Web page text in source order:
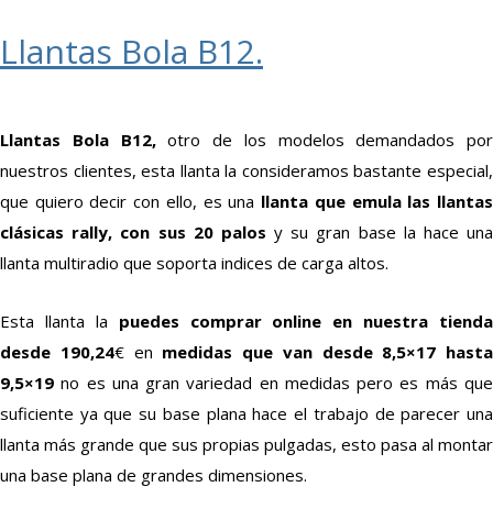
Llantas Bola B12.
Llantas Bola B12,otro de los modelos demandados por
nuestros clientes, esta llanta la consideramos bastante especial,
que quiero decir con ello, es una llanta que emula las llantas
clásicas rally, con sus 20 palos y su gran base la hace una
llanta multiradio que soporta indices de carga altos.
Esta llanta la puedes comprar online en nuestra tienda
desde 190,24€ en medidas que van desde 8,5×17 hasta
9,5×19 no es una gran variedad en medidas pero es más que
suficiente ya que su base plana hace el trabajo de parecer una
llanta más grande que sus propias pulgadas, esto pasa al montar
una base plana de grandes dimensiones.